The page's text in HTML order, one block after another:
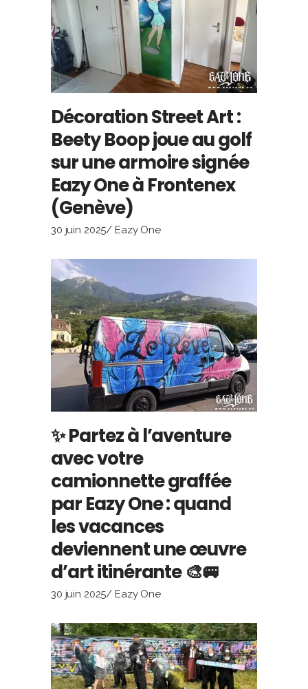
Décoration Street Art :
Beety Boop joue au golf
sur une armoire signée
Eazy One à Frontenex
(Genève)
30 juin 2025 Eazy One
✨ Partez à l’aventure
avec votre
camionnette graffée
par Eazy One : quand
les vacances
deviennent une œuvre
d’art itinérante 🎨🚐
30 juin 2025 Eazy One